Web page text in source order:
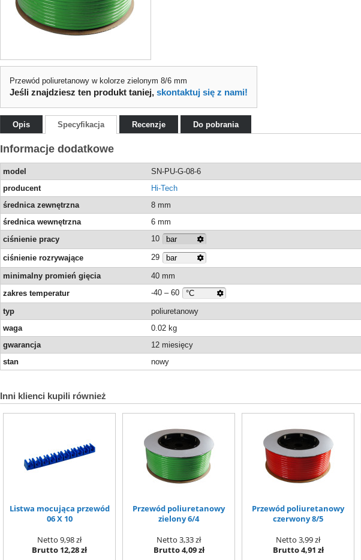
Przewód poliuretanowy w kolorze zielonym 8/6 mm
Jeśli znajdziesz ten produkt taniej,skontaktuj się z nami!
Opis Specyfikacja Recenzje Do pobrania
Informacje dodatkowe
model
SN-PU-G-08-6
producent
Hi-Tech
średnica zewnętrzna
8 mm
średnica wewnętrzna
6 mm
ciśnienie pracy
10
ciśnienie rozrywające 29
minimalny promień gięcia
40 mm
zakres temperatur
-40 – 60
typ
poliuretanowy
waga
0.02 kg
gwarancja
12 miesięcy
stan
nowy
Inni klienci kupili również
Listwa mocująca przewód
06 X 10
Netto 9,98 zł
Brutto 12,28 zł
Przewód poliuretanowy
zielony 6/4
Netto 3,33 zł
Brutto4,09 zł
Przewód poliuretanowy
czerwony 8/5
Netto 3,99 zł
Brutto4,91 zł